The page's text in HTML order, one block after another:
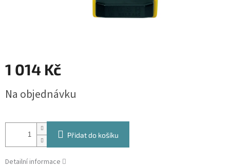
1 014 Kč
cena:
Na objednávku
Přidat do košíku
Detailní informace